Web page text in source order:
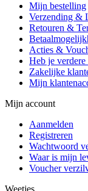
Mijn bestelling
Verzending &
Retouren &
Acties &
Heb je
Zakelijke
Mijn
Mijn account
Aanmelden
Registreren
Wachtwoord
Waar is mijn
Voucher